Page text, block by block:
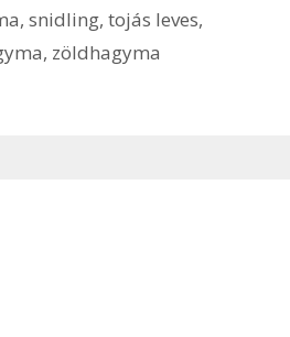
, snidling, tojás leves,
, zöldhagyma